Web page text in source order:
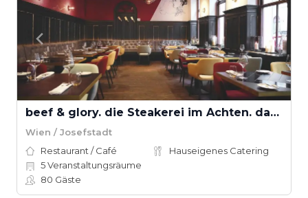
beef & glory. die Steakerei im Achten. das Steakhouse in Wien
Wien / Josefstadt
Restaurant / Café
Hauseigenes Catering
5Veranstaltungsräume
80 Gäste